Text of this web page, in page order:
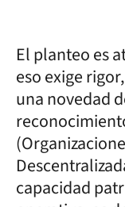
El planteo es
eso exige
una novedad
capacidad